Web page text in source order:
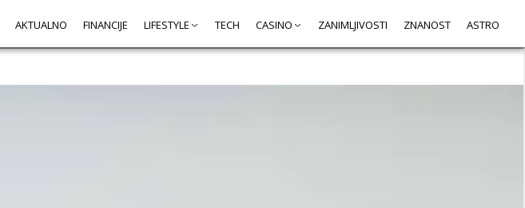
AKTUALNO FINANCIJE LIFESTYLE TECH CASINO ZANIMLJIVOSTI ZNANOST ASTRO